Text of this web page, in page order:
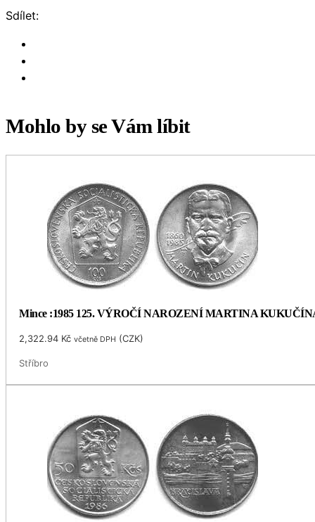
Sdílet:
Mohlo by se Vám líbit
Mince :1985 125. VÝROČÍ NAROZENÍ MARTINA
2,322.94 Kč včetně DPH (CZK)
Stříbro